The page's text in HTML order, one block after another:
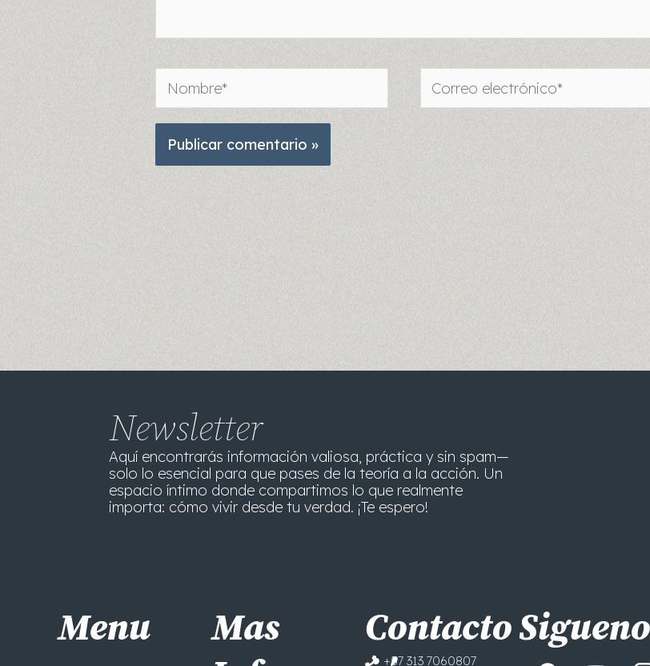
electrónico*
Newsletter
Aquí encontrarás información valiosa, práctica y sin spam—
solo lo esencial para que pases de la teoría a la acción. Un
espacio íntimo donde compartimos lo que realmente
importa: cómo vivir desde tu verdad. ¡Te espero!
Menu
Mas
Contacto
+57 313 7060807